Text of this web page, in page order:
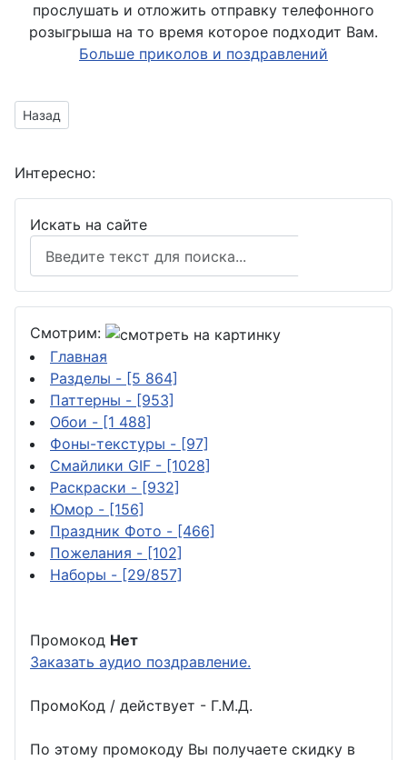
прослушать и отложить отправку телефонного
розыгрыша на то время которое подходит Вам.
Больше приколов и поздравлений
Предыдущий материал: поздравить пограничника
Назад
Интересно:
Искать на сайте
Смотрим:
Главная
Разделы - [5 864]
Паттерны - [953]
Обои - [1 488]
Фоны-текстуры - [97]
Смайлики GIF - [1028]
Раскраски - [932]
Юмор - [156]
Праздник Фото - [466]
Пожелания - [102]
Наборы - [29/857]
Промокод Нет
Заказать аудио поздравление.
ПромоКод / действует - Г.М.Д.
По этому промокоду Вы получаете скидку в